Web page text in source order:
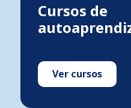
Cursos de
Ver cursos